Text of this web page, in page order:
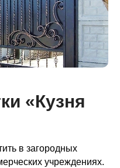
«Кузня
в загородных
учреждениях.